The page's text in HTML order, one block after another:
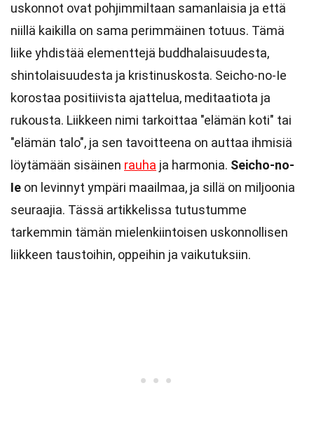
uskonnot ovat pohjimmiltaan samanlaisia ja että
niillä kaikilla on sama perimmäinen totuus. Tämä
liike yhdistää elementtejä buddhalaisuudesta,
shintolaisuudesta ja kristinuskosta. Seicho-no-Ie
korostaa positiivista ajattelua, meditaatiota ja
rukousta. Liikkeen nimi tarkoittaa "elämän koti" tai
"elämän talo", ja sen tavoitteena on auttaa ihmisiä
löytämään sisäinen rauha ja harmonia. Seicho-no-
Ie on levinnyt ympäri maailmaa, ja sillä on miljoonia
seuraajia. Tässä artikkelissa tutustumme
tarkemmin tämän mielenkiintoisen uskonnollisen
liikkeen taustoihin, oppeihin ja vaikutuksiin.